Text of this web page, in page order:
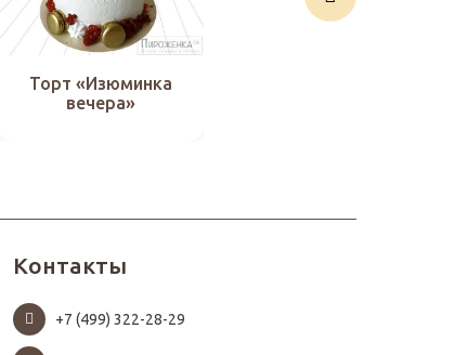
Торт «Изюминка
вечера»
Контакты
+7 (499) 322-28-29